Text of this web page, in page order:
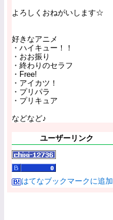
よろしくおねがいします☆
好きなアニメ
・ハイキュー！！
・おお振り
・終わりのセラフ
・Free!
・アイカツ！
・プリパラ
・プリキュア
などなど♪
ユーザーリンク
はてなブックマークに追加